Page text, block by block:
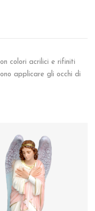
colori acrilici e rifiniti
applicare gli occhi di